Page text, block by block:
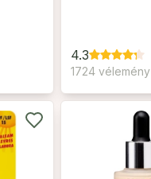
4.3
1724 vélemény